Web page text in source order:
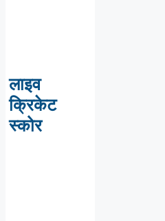
लाइव
क्रिकेट
स्कोर